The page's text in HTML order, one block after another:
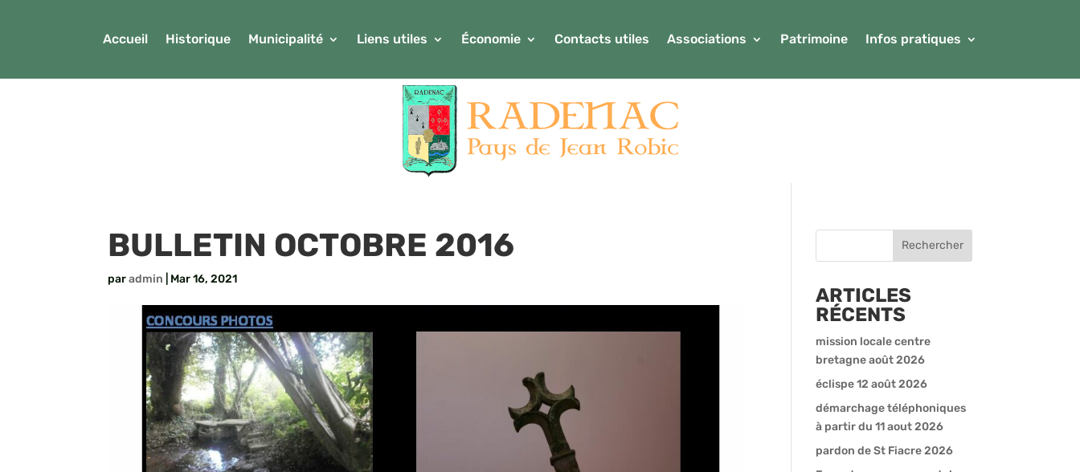
Accueil Historique Municipalité Liens utiles Économie Contacts utiles Associations Patrimoine Infos pratiques
BULLETIN OCTOBRE 2016
paradmin Mar 16, 2021
ARTICLES
RÉCENTS
mission locale centre
bretagne août 2026
éclispe 12 août 2026
démarchage téléphoniques
à partir du 11 aout 2026
pardon de St Fiacre 2026